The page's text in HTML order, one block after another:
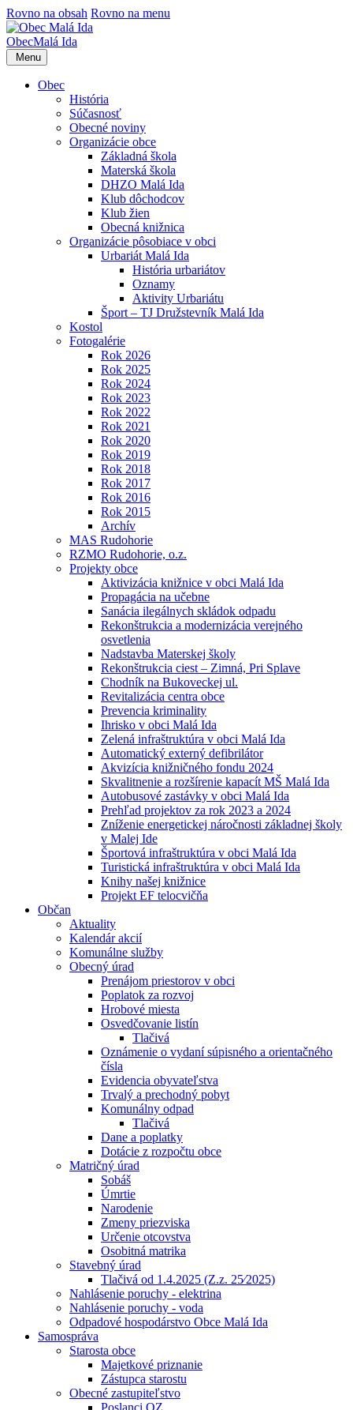
Rovno na obsah Rovno na menu
ObecMalá Ida
Menu
Obec
História
Súčasnosť
Obecné noviny
Organizácie obce
Základná škola
Materská škola
DHZO Malá Ida
Klub dôchodcov
Klub žien
Obecná knižnica
Organizácie pôsobiace v obci
Urbariát Malá Ida
História urbariátov
Oznamy
Aktivity Urbariátu
Šport – TJ Družstevník Malá Ida
Kostol
Fotogalérie
Rok 2026
Rok 2025
Rok 2024
Rok 2023
Rok 2022
Rok 2021
Rok 2020
Rok 2019
Rok 2018
Rok 2017
Rok 2016
Rok 2015
Archív
MAS Rudohorie
RZMO Rudohorie, o.z.
Projekty obce
Aktivizácia knižnice v obci Malá Ida
Propagácia na učebne
Sanácia ilegálnych skládok odpadu
Rekonštrukcia a modernizácia verejného
osvetlenia
Nadstavba Materskej školy
Rekonštrukcia ciest – Zimná, Pri Splave
Chodník na Bukoveckej ul.
Revitalizácia centra obce
Prevencia kriminality
Ihrisko v obci Malá Ida
Zelená infraštruktúra v obci Malá Ida
Automatický externý defibrilátor
Akvizícia knižničného fondu 2024
Skvalitnenie a rozšírenie kapacít MŠ Malá Ida
Autobusové zastávky v obci Malá Ida
Prehľad projektov za rok 2023 a 2024
Zníženie energetickej náročnosti základnej školy
v Malej Ide
Športová infraštruktúra v obci Malá Ida
Turistická infraštruktúra v obci Malá Ida
Knihy našej knižnice
Projekt EF telocvičňa
Občan
Aktuality
Kalendár akcií
Komunálne služby
Obecný úrad
Prenájom priestorov v obci
Poplatok za rozvoj
Hrobové miesta
Osvedčovanie listín
Tlačivá
Oznámenie o vydaní súpisného a orientačného
čísla
Evidencia obyvateľstva
Trvalý a prechodný pobyt
Komunálny odpad
Tlačivá
Dane a poplatky
Dotácie z rozpočtu obce
Matričný úrad
Sobáš
Úmrtie
Narodenie
Zmeny priezviska
Určenie otcovstva
Osobitná matrika
Stavebný úrad
Tlačivá od 1.4.2025 (Z.z. 25⁄2025)
Nahlásenie poruchy - elektrina
Nahlásenie poruchy - voda
Odpadové hospodárstvo Obce Malá Ida
Samospráva
Starosta obce
Majetkové priznanie
Zástupca starostu
Obecné zastupiteľstvo
Poslanci OZ